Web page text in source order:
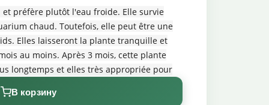
préfère plutôt l'eau froide. Elle survie
chaud. Toutefois, elle peut être une
Elles laisseront la plante tranquille et
au moins. Après 3 mois, cette plante
longtemps et elles très appropriée pour
35cm de hauteur. Une plante qui est
la bonne direction.
В корзину